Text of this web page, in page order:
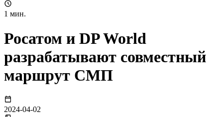
1 мин.
Росатом и DP World
разрабатывают совместный
маршрут СМП
2024-04-02